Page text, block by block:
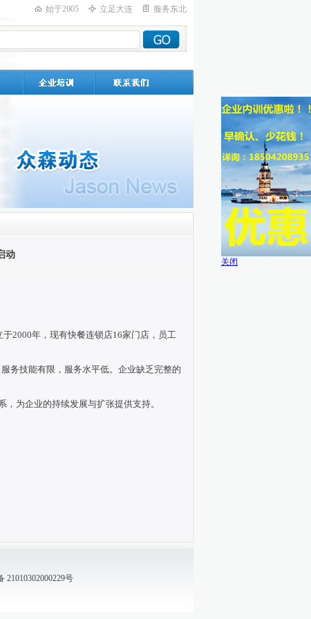
始于2005 立足大连 服务东北
动
2000年，现有快餐连锁店16家门店，员工
务技能有限，服务水平低。企业缺乏完整的
，为企业的持续发展与扩张提供支持。
21010302000229号
关闭